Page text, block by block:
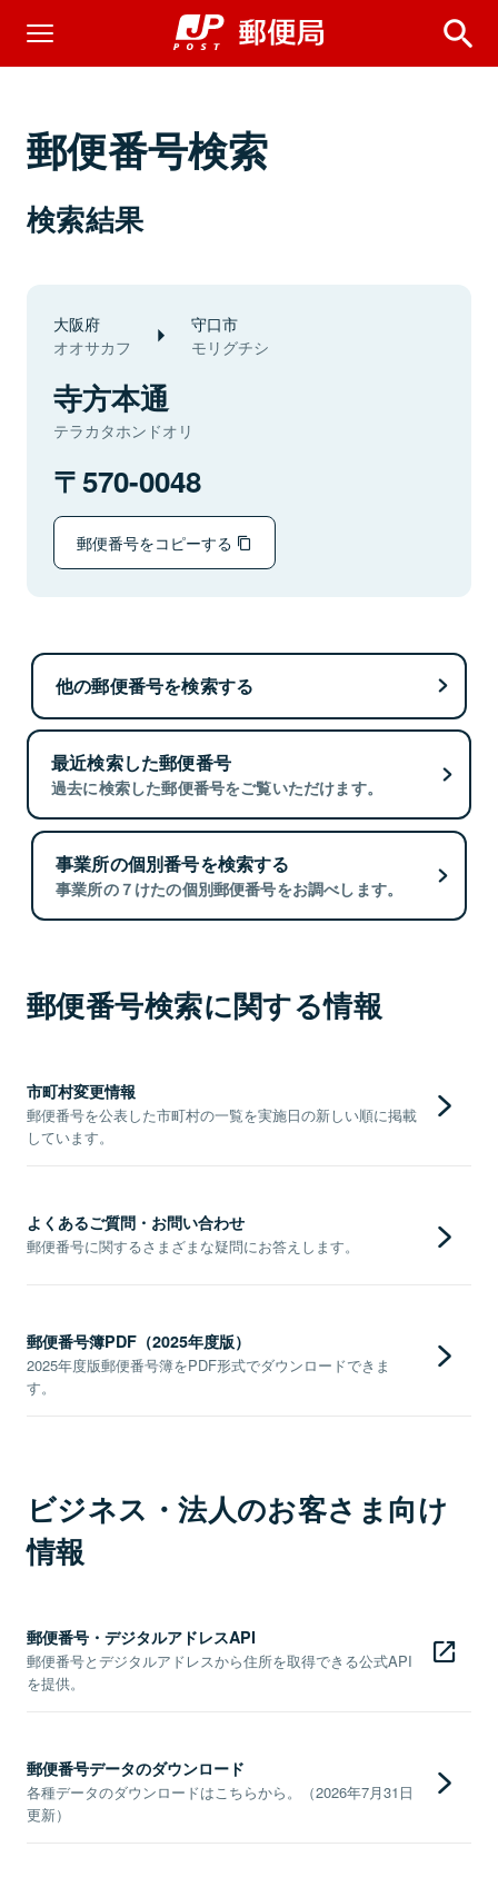
郵便番号検索
検索結果
大阪府
オオサカフ
守口市
モリグチシ
寺方本通
テラカタホンドオリ
570-0048
郵便番号をコピーする
他の郵便番号を検索する
最近検索した郵便番号
過去に検索した郵便番号をご覧いただけます。
事業所の個別番号を検索する
事業所の７けたの個別郵便番号をお調べします。
郵便番号検索に関する情報
市町村変更情報
郵便番号を公表した市町村の一覧を実施日の新しい順に掲載
しています。
よくあるご質問・お問い合わせ
郵便番号に関するさまざまな疑問にお答えします。
郵便番号簿PDF（2025年度版）
2025年度版郵便番号簿をPDF形式でダウンロードできま
す。
ビジネス・法人のお客さま向け
情報
郵便番号・デジタルアドレスAPI
郵便番号とデジタルアドレスから住所を取得できる公式API
を提供。
郵便番号データのダウンロード
各種データのダウンロードはこちらから。（2026年7月31日
更新）